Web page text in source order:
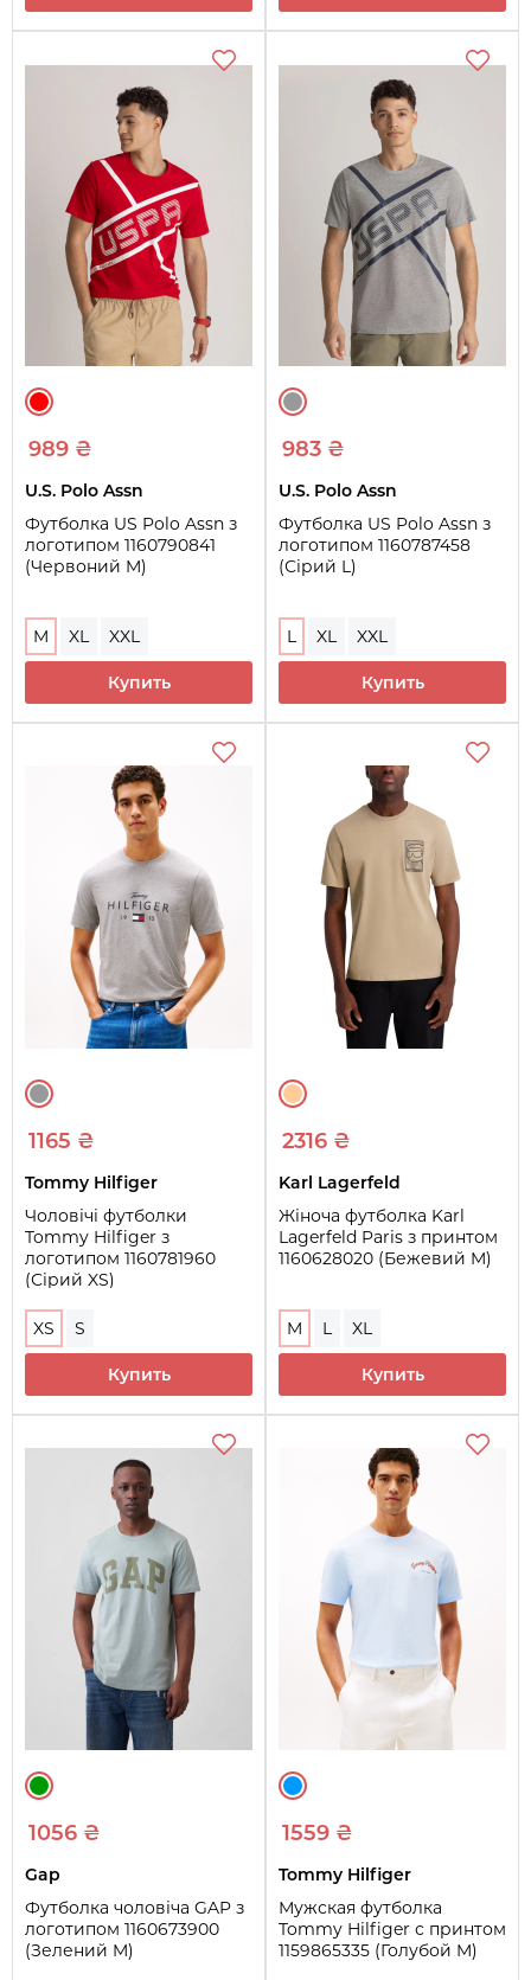
989 ₴
U.S. Polo Assn
Футболка US Polo Assn з
логотипом 1160790841
(Червоний M)
M XL XXL
Купить
983 ₴
U.S. Polo Assn
Футболка US Polo Assn з
логотипом 1160787458
(Сірий L)
L XL XXL
Купить
1165 ₴
Tommy Hilfiger
Чоловічі футболки
Tommy Hilfiger з
логотипом 1160781960
(Сірий XS)
XS S
Купить
2316 ₴
Karl Lagerfeld
Жіноча футболка Karl
Lagerfeld Paris з принтом
1160628020 (Бежевий M)
M L XL
Купить
1056 ₴
Gap
Футболка чоловіча GAP з
логотипом 1160673900
(Зелений M)
1559 ₴
Tommy Hilfiger
Мужская футболка
Tommy Hilfiger с принтом
1159865335 (Голубой M)